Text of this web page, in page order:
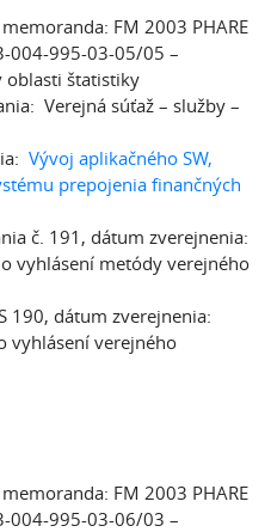
FM 2003 PHARE
004-995-03-05/05 –
oblasti štatistiky
Verejná súťaž – služby –
Vývoj aplikačného SW,
prepojenia finančných
č. 191, dátum zverejnenia:
vyhlásení metódy verejného
190, dátum zverejnenia:
vyhlásení verejného
FM 2003 PHARE
004-995-03-06/03 –